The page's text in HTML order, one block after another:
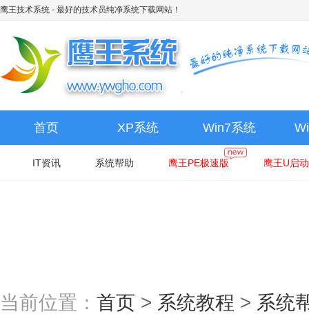
鹰王技术系统 - 最好的技术员纯净系统下载网站！
首页 XP系统 Win7系统
IT资讯 系统帮助 鹰王PE极速版 鹰王U启
当前位置： 首页 > 系统教程 > 系统